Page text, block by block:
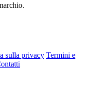
sulla privacy Termini e